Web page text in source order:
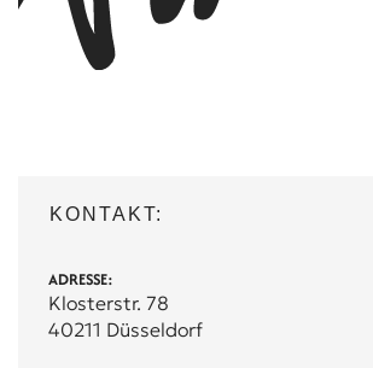
KONTAKT:
ADRESSE:
Klosterstr. 78
40211 Düsseldorf